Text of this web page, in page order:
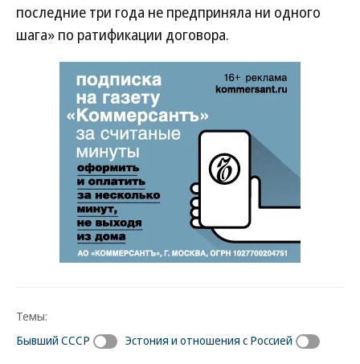
последние три года не предприняла ни одного
шага» по ратификации договора.
Темы:
Бывший СССР
Эстония и отношения с Россией